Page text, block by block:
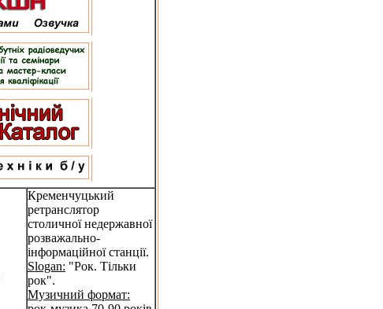
Кременчуцький
ретранслятор
столичної недержавної
розважально-
інформаційної станції.
Slogan: "Рок. Тільки
рок".
Музичний формат: